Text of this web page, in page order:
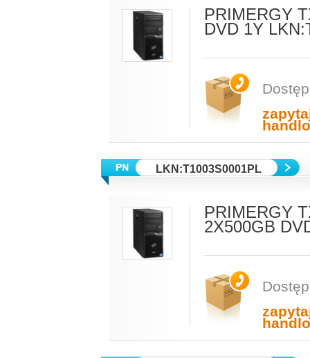
PRIMERGY
DVD 1Y
LKN:T1003S0001PL
PRIMERGY
2X500GB